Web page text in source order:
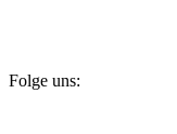
Folge uns: